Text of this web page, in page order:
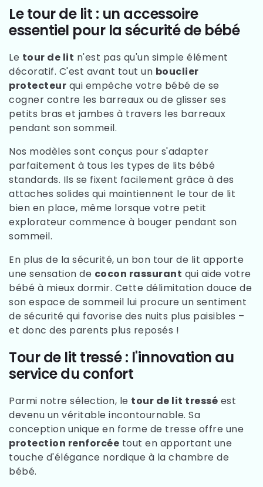
Le tour de lit : un accessoire
essentiel pour la sécurité de bébé
Le tour de lit n'est pas qu'un simple élément
décoratif. C'est avant tout un bouclier
protecteur qui empêche votre bébé de se
cogner contre les barreaux ou de glisser ses
petits bras et jambes à travers les barreaux
pendant son sommeil.
Nos modèles sont conçus pour s'adapter
parfaitement à tous les types de lits bébé
standards. Ils se fixent facilement grâce à des
attaches solides qui maintiennent le tour de lit
bien en place, même lorsque votre petit
explorateur commence à bouger pendant son
sommeil.
En plus de la sécurité, un bon tour de lit apporte
une sensation de cocon rassurant qui aide votre
bébé à mieux dormir. Cette délimitation douce de
son espace de sommeil lui procure un sentiment
de sécurité qui favorise des nuits plus paisibles –
et donc des parents plus reposés !
Tour de lit tressé : l'innovation au
service du confort
Parmi notre sélection, le tour de lit tressé est
devenu un véritable incontournable. Sa
conception unique en forme de tresse offre une
protection renforcée tout en apportant une
touche d'élégance nordique à la chambre de
bébé.